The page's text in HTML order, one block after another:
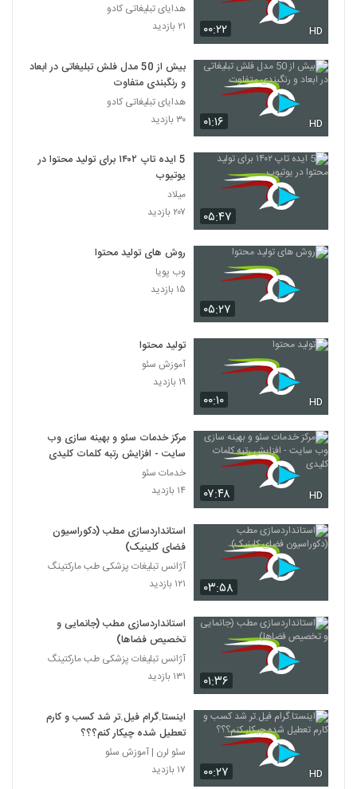
۰۰:۲۲ HD
هدایای تبلیغاتی کادو
۲۱ بازدید
۰۱:۱۶ HD
بیش از 50 مدل فلش تبلیغاتی در ابعاد
و رنگبندی متفاوت
هدایای تبلیغاتی کادو
۳۰ بازدید
۰۵:۴۷
5 ایده تاپ ۱۴۰۲ برای تولید محتوا در
یوتیوب
میلاد
۲۰۷ بازدید
۰۵:۲۷
روش های تولید محتوا
وب پویا
۱۵ بازدید
۰۰:۱۰ HD
تولید محتوا
آموزش سئو
۱۹ بازدید
۰۷:۴۸ HD
مرکز خدمات سئو و بهینه سازی وب
سایت - افزایش رتبه کلمات کلیدی
خدمات سئو
۱۴ بازدید
۰۳:۵۸
استانداردسازی مطب (دکوراسیون
فضای کلینیک)
آژانس تبلیغات پزشکی طب مارکتینگ
۱۲۱ بازدید
۰۱:۳۶
استانداردسازی مطب (جانمایی و
تخصیص فضاها)
آژانس تبلیغات پزشکی طب مارکتینگ
۱۳۱ بازدید
۰۰:۲۷ HD
اینستا.گرام فیل.تر شد کسب و کارم
تعطیل شده چیکار کنم؟؟؟
سئو لرن | آموزش سئو
۱۷ بازدید